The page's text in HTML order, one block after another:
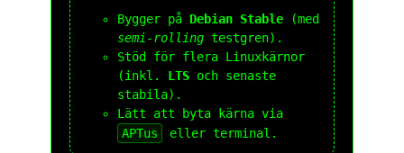
Bygger på Debian Stable (med
semi-rolling testgren).
Stöd för flera Linuxkärnor
(inkl. LTS och senaste
stabila).
Lätt att byta kärna via
APTus
eller terminal.